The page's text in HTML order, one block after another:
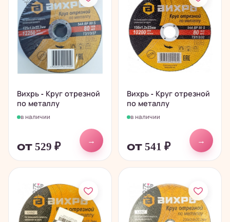
Вихрь - Круг отрезной
по металлу
в наличии
от 529 ₽
→
Вихрь - Круг отрезной
по металлу
в наличии
от 541 ₽
→